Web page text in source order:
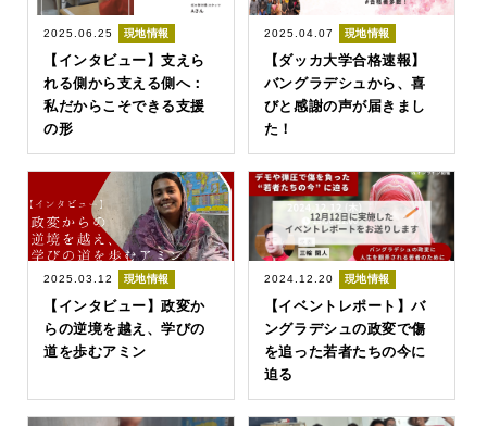
2025.06.25 現地情報
【インタビュー】支えら
れる側から支える側へ：
私だからこそできる支援
の形
2025.04.07 現地情報
【ダッカ大学合格速報】
バングラデシュから、喜
びと感謝の声が届きまし
た！
2025.03.12 現地情報
【インタビュー】政変か
らの逆境を越え、学びの
道を歩むアミン
2024.12.20 現地情報
【イベントレポート】バ
ングラデシュの政変で傷
を追った若者たちの今に
迫る